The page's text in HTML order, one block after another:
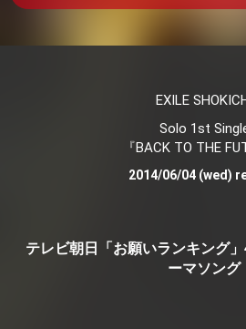
EXILE
Solo 1st
『BACK TO THE
2014/06/04 (wed)
テレビ朝日「お願いランキング
ーマソング